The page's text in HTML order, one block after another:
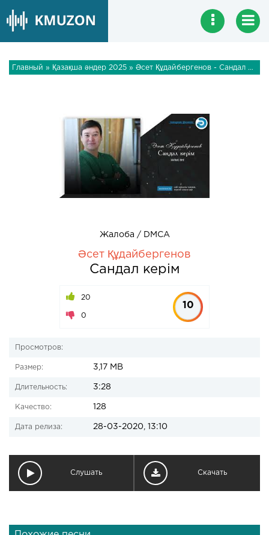
Главный » Қазақша әндер 2025 » Әсет Құдайбергенов - Сандал керім
Жалоба / DMCA
Әсет Құдайбергенов
Сандал керім
20
0
10
Просмотров:
Размер: 3,17 MB
Длительность: 3:28
Качество: 128
Дата релиза: 28-03-2020, 13:10
Слушать Скачать